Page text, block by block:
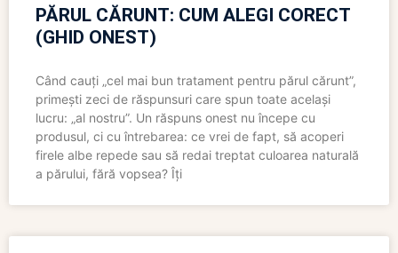
PĂRUL CĂRUNT: CUM ALEGI CORECT
(GHID ONEST)
Când cauți „cel mai bun tratament pentru părul cărunt”,
primești zeci de răspunsuri care spun toate același
lucru: „al nostru”. Un răspuns onest nu începe cu
produsul, ci cu întrebarea: ce vrei de fapt, să acoperi
firele albe repede sau să redai treptat culoarea naturală
a părului, fără vopsea? Îți